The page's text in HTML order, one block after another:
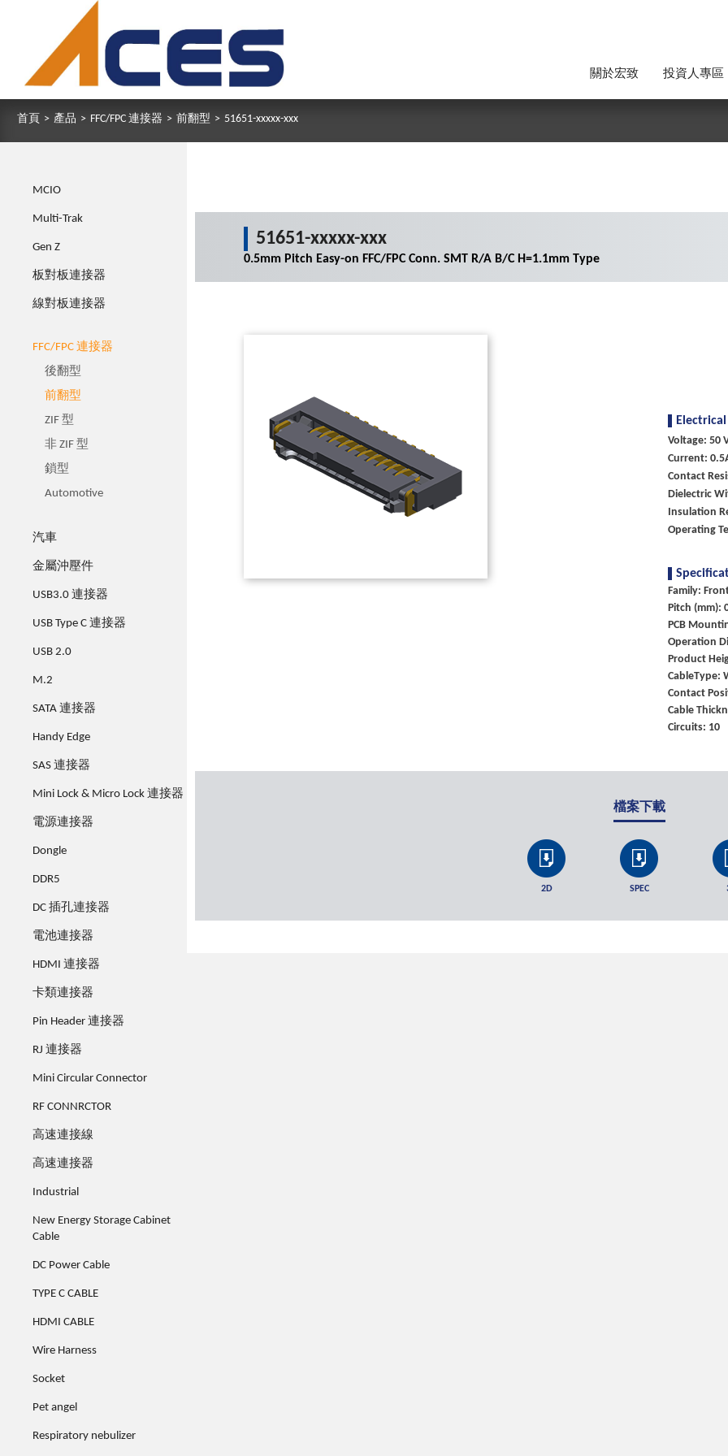
關於宏致 投資人專區
首頁 > 產品 > FFC/FPC 連接器 > 前翻型 > 51651-xxxxx-xxx
MCIO
Multi-Trak
Gen Z
板對板連接器
線對板連接器
FFC/FPC 連接器
後翻型
前翻型
ZIF 型
非 ZIF 型
鎖型
Automotive
汽車
金屬沖壓件
USB3.0 連接器
USB Type C 連接器
USB 2.0
M.2
SATA 連接器
Handy Edge
SAS 連接器
Mini Lock & Micro Lock 連接器
電源連接器
Dongle
DDR5
DC 插孔連接器
電池連接器
HDMI 連接器
卡類連接器
Pin Header 連接器
RJ 連接器
Mini Circular Connector
RF CONNRCTOR
高速連接線
高速連接器
Industrial
New Energy Storage Cabinet
Cable
DC Power Cable
TYPE C CABLE
HDMI CABLE
Wire Harness
Socket
Pet angel
Respiratory nebulizer
51651-xxxxx-xxx
0.5mm Pitch Easy-on FFC/FPC Conn. SMT R/A B/C H=1.1mm Type
Electrical
Voltage: 50
Current:
Contact
Dielectric
Insulation
Operating
Family:
Pitch (mm):
PCB
Operation
Product
CableType:
Contact
Cable
Circuits: 10
檔案下載
2D SPEC